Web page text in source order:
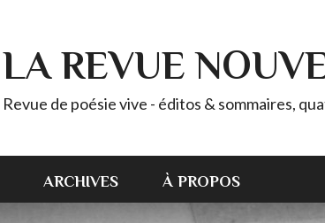
LA REVUE
Revue de poésie vive - éditos & sommaires,
ARCHIVES À PROPOS